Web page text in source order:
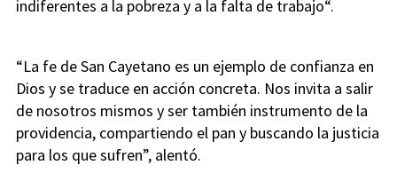
indiferentes a la pobreza y a la falta de trabajo“.
“La fe de San Cayetano es un ejemplo de confianza en
Dios y se traduce en acción concreta. Nos invita a salir
de nosotros mismos y ser también instrumento de la
providencia, compartiendo el pan y buscando la justicia
para los que sufren”, alentó.